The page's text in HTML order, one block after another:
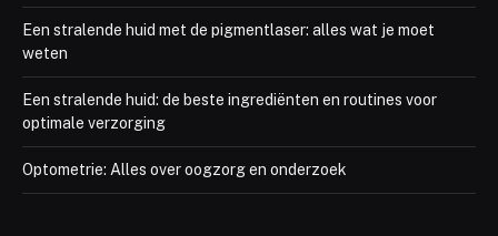
Een stralende huid met de pigmentlaser: alles wat je moet
weten
Een stralende huid: de beste ingrediënten en routines voor
optimale verzorging
Optometrie: Alles over oogzorg en onderzoek